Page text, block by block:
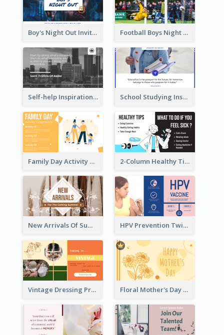
Boy's Night Out Invitation Twitter Post Football Boys Night Out Twitter Post
Self-help Inspirational Quote Of Today Twitter Post School Studying Inspirational Quote Twitter Post
Family Day Activity Suggestions Twitter Post 2-Column Healthy Tips Twitter Post With Illustrations
New Arrivals Of Summer Clothes Twitter Post With White Decorations HPV Prevention Twitter Post
Vintage Dressing Promote Twitter Post Floral Mother's Day Twitter Post In Yellow Colour Tone